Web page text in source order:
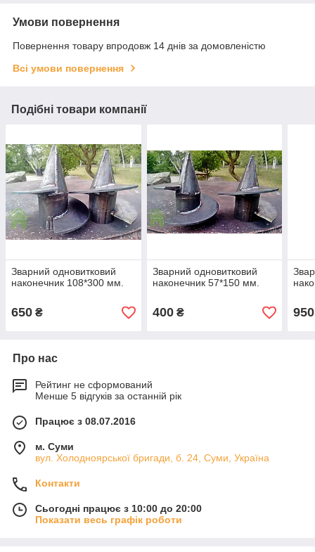
Умови повернення
Повернення товару впродовж 14 днів за домовленістю
Всі умови повернення
Подібні товари компанії
Зварний одновитковий
наконечник 108*300 мм.
650 ₴
Зварний одновитковий
наконечник 57*150 мм.
400₴ 950
Про нас
Рейтинг не сформований
Менше 5 відгуків за останній рік
Працює з 08.07.2016
м. Суми
вул. Холодноярської бригади, б. 24, Суми, Україна
Контакти
Сьогодні працює з 10:00 до 20:00
Показати весь графік роботи